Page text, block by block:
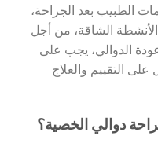
الطبيب بعد الجراحة،
الأنشطة الشاقة، من أجل
الدوالي، يجب على
التقييم والعلاج
دوالي الخصية؟